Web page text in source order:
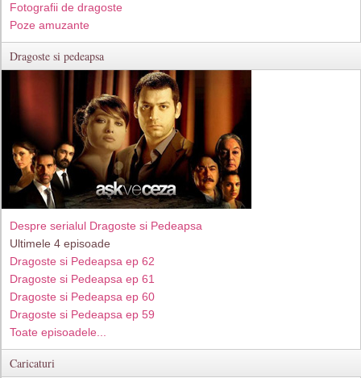
Fotografii de dragoste
Poze amuzante
Dragoste si pedeapsa
Despre serialul Dragoste si Pedeapsa
Ultimele 4 episoade
Dragoste si Pedeapsa ep 62
Dragoste si Pedeapsa ep 61
Dragoste si Pedeapsa ep 60
Dragoste si Pedeapsa ep 59
Toate episoadele...
Caricaturi